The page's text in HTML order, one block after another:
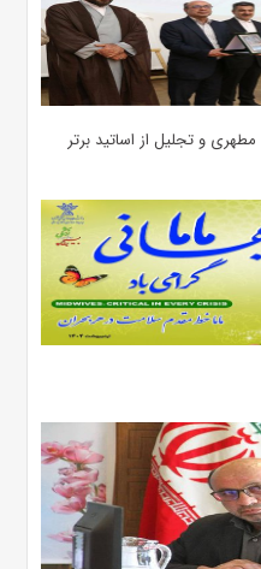
و تجلیل از اساتید برتر